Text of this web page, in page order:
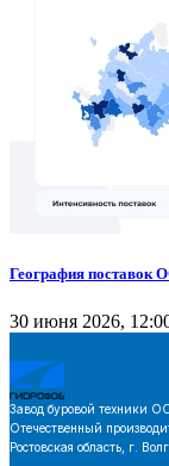
География поставок
30 июня 2026,
Завод буровой техники
Отечественный
Ростовская область, г.